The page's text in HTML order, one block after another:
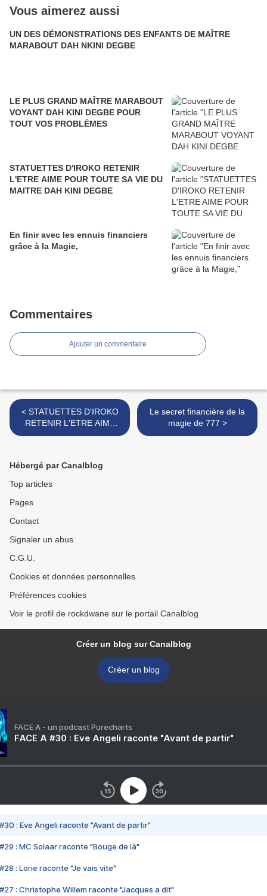
Vous aimerez aussi
UN DES DÉMONSTRATIONS DES ENFANTS DE MAÎTRE
MARABOUT DAH NKINI DEGBE
LE PLUS GRAND MAÎTRE MARABOUT
VOYANT DAH KINI DEGBE POUR
TOUT VOS PROBLÈMES
STATUETTES D'IROKO RETENIR
L'ETRE AIME POUR TOUTE SA VIE DU
MAITRE DAH KINI DEGBE
En finir avec les ennuis financiers
grâce à la Magie,
Commentaires
Ajouter un commentaire
< STATUETTES D'IROKO
RETENIR L'ETRE AIME
POUR TOUTE SA VIE DU
Le secret financière de la
magie de 777 >
Hébergé par Canalblog
Top articles
Pages
Contact
Signaler un abus
C.G.U.
Cookies et données personnelles
Préférences cookies
Voir le profil de rockdwane sur le portail Canalblog
Créer un blog sur Canalblog
Créer un blog
FACE A - un podcast Purecharts
FACE A #30 : Eve Angeli raconte "Avant de partir"
#30 : Eve Angeli raconte "Avant de partir"
#29 : MC Solaar raconte "Bouge de là"
#28 : Lorie raconte "Je vais vite"
#27 : Christophe Willem raconte "Jacques a dit"